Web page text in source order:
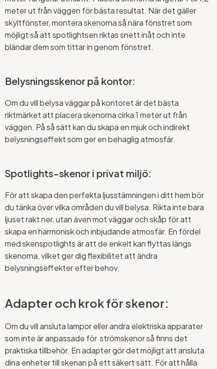
meter ut från väggen för bästa resultat. När det gäller
skyltfönster, montera skenorna så nära fönstret som
möjligt så att spotlightsen riktas snett inåt och inte
bländar dem som tittar in genom fönstret.
Belysningsskenor på kontor:
Om du vill belysa väggar på kontoret är det bästa
riktmärket att placera skenorna cirka 1 meter ut från
väggen. På så sätt kan du skapa en mjuk och indirekt
belysningseffekt som ger en behaglig atmosfär.
Spotlights-skenor i privat miljö:
För att skapa den perfekta ljusstämningen i ditt hem bör
du tänka över vilka områden du vill belysa. Rikta inte bara
ljuset rakt ner, utan även mot väggar och skåp för att
skapa en harmonisk och inbjudande atmosfär. En fördel
med skenspotlights är att de enkelt kan flyttas längs
skenorna, vilket ger dig flexibilitet att ändra
belysningseffekter efter behov.
Adapter och krok för skenor:
Om du vill ansluta lampor eller andra elektriska apparater
som inte är anpassade för strömskenor så finns det
praktiska tillbehör. En adapter gör det möjligt att ansluta
dina enheter till skenan på ett säkert sätt. För att hålla